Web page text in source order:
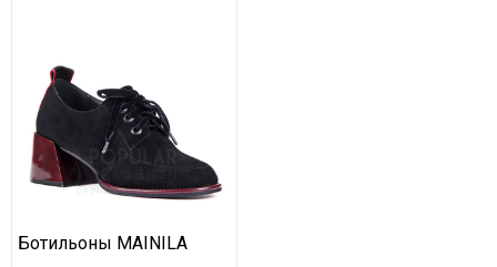
Ботильоны MAINILA